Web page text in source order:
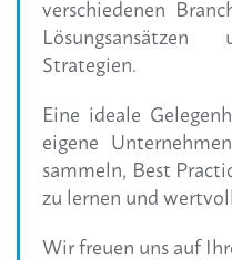
verschiedenen
Strategien.
Eine ideale
eigene
sammeln, Best
zu lernen und
Wir freuen uns auf